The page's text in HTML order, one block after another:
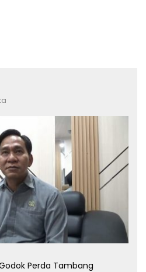
Perda Tambang